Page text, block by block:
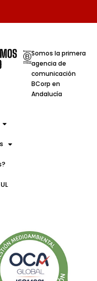
Somos la primera
agencia de
comunicación
BCorp en
Andalucía